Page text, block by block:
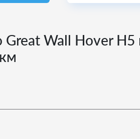
Great Wall Hover